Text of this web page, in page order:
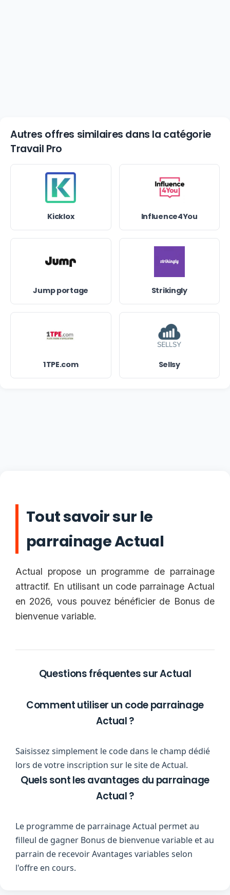
Autres offres similaires dans la catégorie
Travail Pro
Kicklox Influence4You
Jump portage Strikingly
1TPE.com Sellsy
Tout savoir sur le
parrainage Actual
Actual propose un programme de parrainage
attractif. En utilisant un code parrainage Actual
en 2026, vous pouvez bénéficier de Bonus de
bienvenue variable.
Questions fréquentes sur Actual
Comment utiliser un code parrainage
Actual ?
Saisissez simplement le code dans le champ dédié
lors de votre inscription sur le site de Actual.
Quels sont les avantages du parrainage
Actual ?
Le programme de parrainage Actual permet au
filleul de gagner Bonus de bienvenue variable et au
parrain de recevoir Avantages variables selon
l'offre en cours.